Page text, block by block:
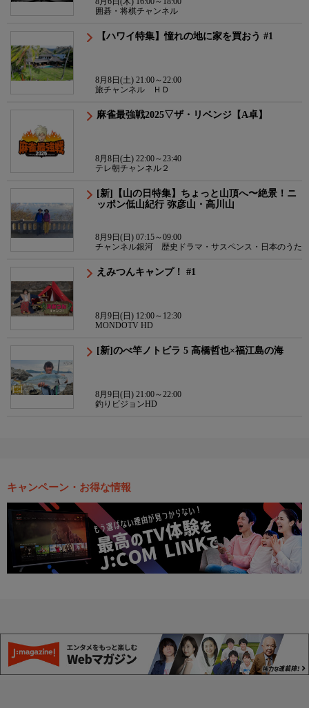
囲碁・将棋チャンネル
【ハワイ特集】憧れの地に家を買おう #1
8月8日(土) 21:00～22:00
旅チャンネル ＨＤ
麻雀最強戦2025▽ザ・リベンジ【A卓】
8月8日(土) 22:00～23:40
テレ朝チャンネル２
[新]【山の日特集】ちょっと山頂へ〜絶景！ニ
ッポン低山紀行 弥彦山・高川山
8月9日(日) 07:15～09:00
チャンネル銀河 歴史ドラマ・サスペンス・日本のうた
えみつんキャンプ！ #1
8月9日(日) 12:00～12:30
MONDOTV HD
[新]のべ竿ノトビラ 5 高橋哲也×福江島の海
8月9日(日) 21:00～22:00
釣りビジョンHD
キャンペーン・お得な情報